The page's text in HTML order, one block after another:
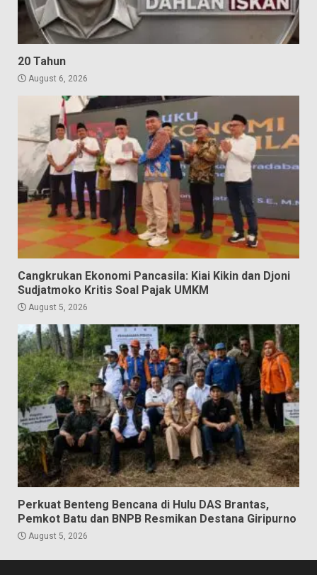
20 Tahun
August 6, 2026
Cangkrukan Ekonomi Pancasila: Kiai Kikin dan Djoni
Sudjatmoko Kritis Soal Pajak UMKM
August 5, 2026
Perkuat Benteng Bencana di Hulu DAS Brantas,
Pemkot Batu dan BNPB Resmikan Destana Giripurno
August 5, 2026